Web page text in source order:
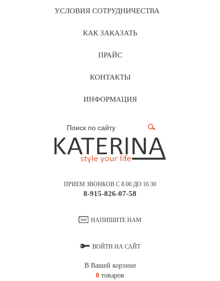
УСЛОВИЯ СОТРУДНИЧЕСТВА
КАК ЗАКАЗАТЬ
ПРАЙС
КОНТАКТЫ
ИНФОРМАЦИЯ
ПРИЕМ ЗВОНКОВ С 8.00 ДО 16.30
8-915-826-07-58
НАПИШИТЕ НАМ
ВОЙТИ НА САЙТ
В Вашей корзине
0 товаров